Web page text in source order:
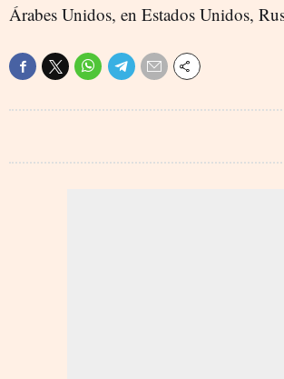
Árabes Unidos, en Estados Unidos,